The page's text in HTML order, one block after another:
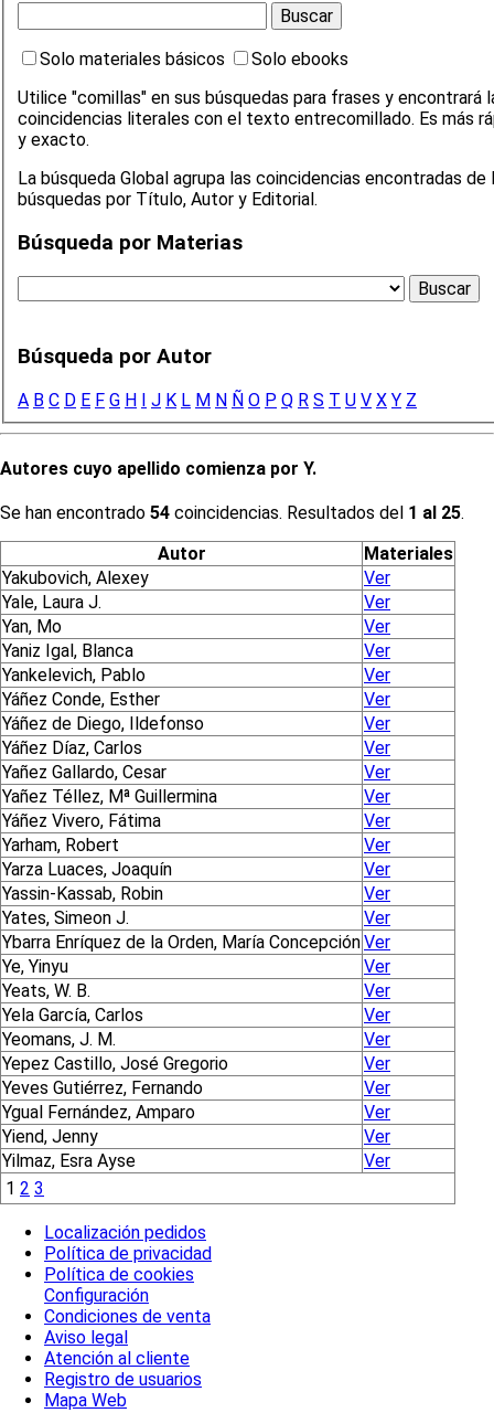
Solo materiales básicos
Solo ebooks
Utilice "comillas" en sus búsquedas para frases y encontrará
coincidencias literales con el texto entrecomillado. Es más rápido
y exacto.
La búsqueda Global agrupa las coincidencias encontradas de
búsquedas por Título, Autor y Editorial.
Búsqueda por Materias
Búsqueda por Autor
A B C D E F G H I J K L M N Ñ O P Q R S T U V X Y Z
Autores cuyo apellido comienza por Y.
Se han encontrado 54 coincidencias. Resultados del 1 al 25.
Autor
Materiales
Yakubovich, Alexey
Ver
Yale, Laura J.
Ver
Yan, Mo
Ver
Yaniz Igal, Blanca
Ver
Yankelevich, Pablo
Ver
Yáñez Conde, Esther
Ver
Yáñez de Diego, Ildefonso
Ver
Yáñez Díaz, Carlos
Ver
Yañez Gallardo, Cesar
Ver
Yañez Téllez, Mª Guillermina
Ver
Yáñez Vivero, Fátima
Ver
Yarham, Robert
Ver
Yarza Luaces, Joaquín
Ver
Yassin-Kassab, Robin
Ver
Yates, Simeon J.
Ver
Ybarra Enríquez de la Orden, María ConcepciónVer
Ye, Yinyu
Ver
Yeats, W. B.
Ver
Yela García, Carlos
Ver
Yeomans, J. M.
Ver
Yepez Castillo, José Gregorio
Ver
Yeves Gutiérrez, Fernando
Ver
Ygual Fernández, Amparo
Ver
Yiend, Jenny
Ver
Yilmaz, Esra Ayse
Ver
1 2 3
Localización pedidos
Política de privacidad
Política de cookies
Configuración
Condiciones de venta
Aviso legal
Atención al cliente
Registro de usuarios
Mapa Web